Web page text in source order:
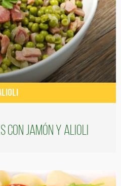
con jamón y alioli